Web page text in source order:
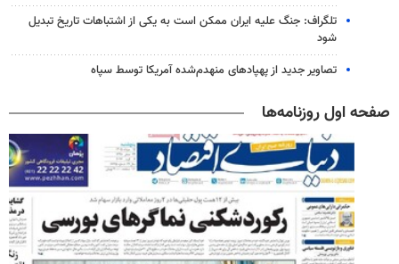
تلگراف: جنگ علیه ایران ممکن است به یکی از اشتباهات تاریخ تبدیل
شود
تصاویر جدید از پهپادهای منهدم‌شده آمریکا توسط سپاه
صفحه اول روزنامه‌ها